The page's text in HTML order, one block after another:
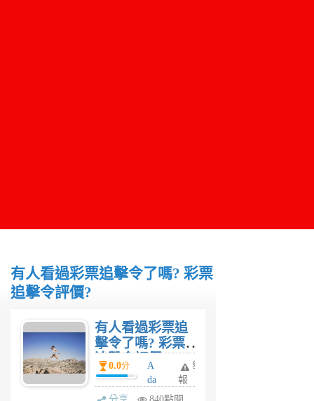
有人看過彩票追擊令了嗎? 彩票
追擊令評價?
有人看過彩票追
擊令了嗎? 彩票
追擊令評價?
0.0分
A
da
m
舉
報